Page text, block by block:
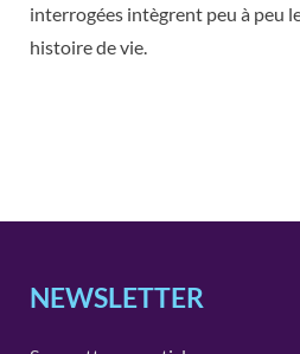
interrogées intègrent peu à peu
histoire de vie.
NEWSLETTER